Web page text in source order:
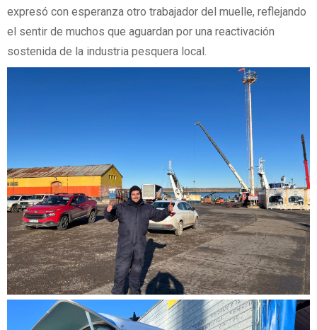
expresó con esperanza otro trabajador del muelle, reflejando
el sentir de muchos que aguardan por una reactivación
sostenida de la industria pesquera local.